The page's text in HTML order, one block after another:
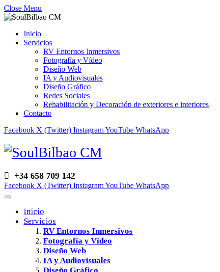
Close Menu
Inicio
Servicios
RV Entornos Inmersivos
Fotografía y Vídeo
Diseño Web
IA y Audiovisuales
Diseño Gráfico
Redes Sociales
Rehabilitación y Decoración de exteriores e interiores
Contacto
Facebook X (Twitter) InstagramYouTube WhatsApp
+34 658 709 142
Facebook X (Twitter) InstagramYouTube WhatsApp
Inicio
Servicios
RV Entornos Inmersivos
Fotografía y Vídeo
Diseño Web
IA y Audiovisuales